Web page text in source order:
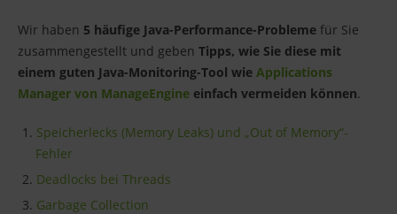
Wir haben 5 häufige Java-Performance-Probleme für Sie
zusammengestellt und geben Tipps, wie Sie diese mit
einem guten Java-Monitoring-Tool wie Applications
Manager von ManageEngine einfach vermeiden können.
Speicherlecks (Memory Leaks) und „Out of Memory“-
Fehler
Deadlocks bei Threads
Garbage Collection